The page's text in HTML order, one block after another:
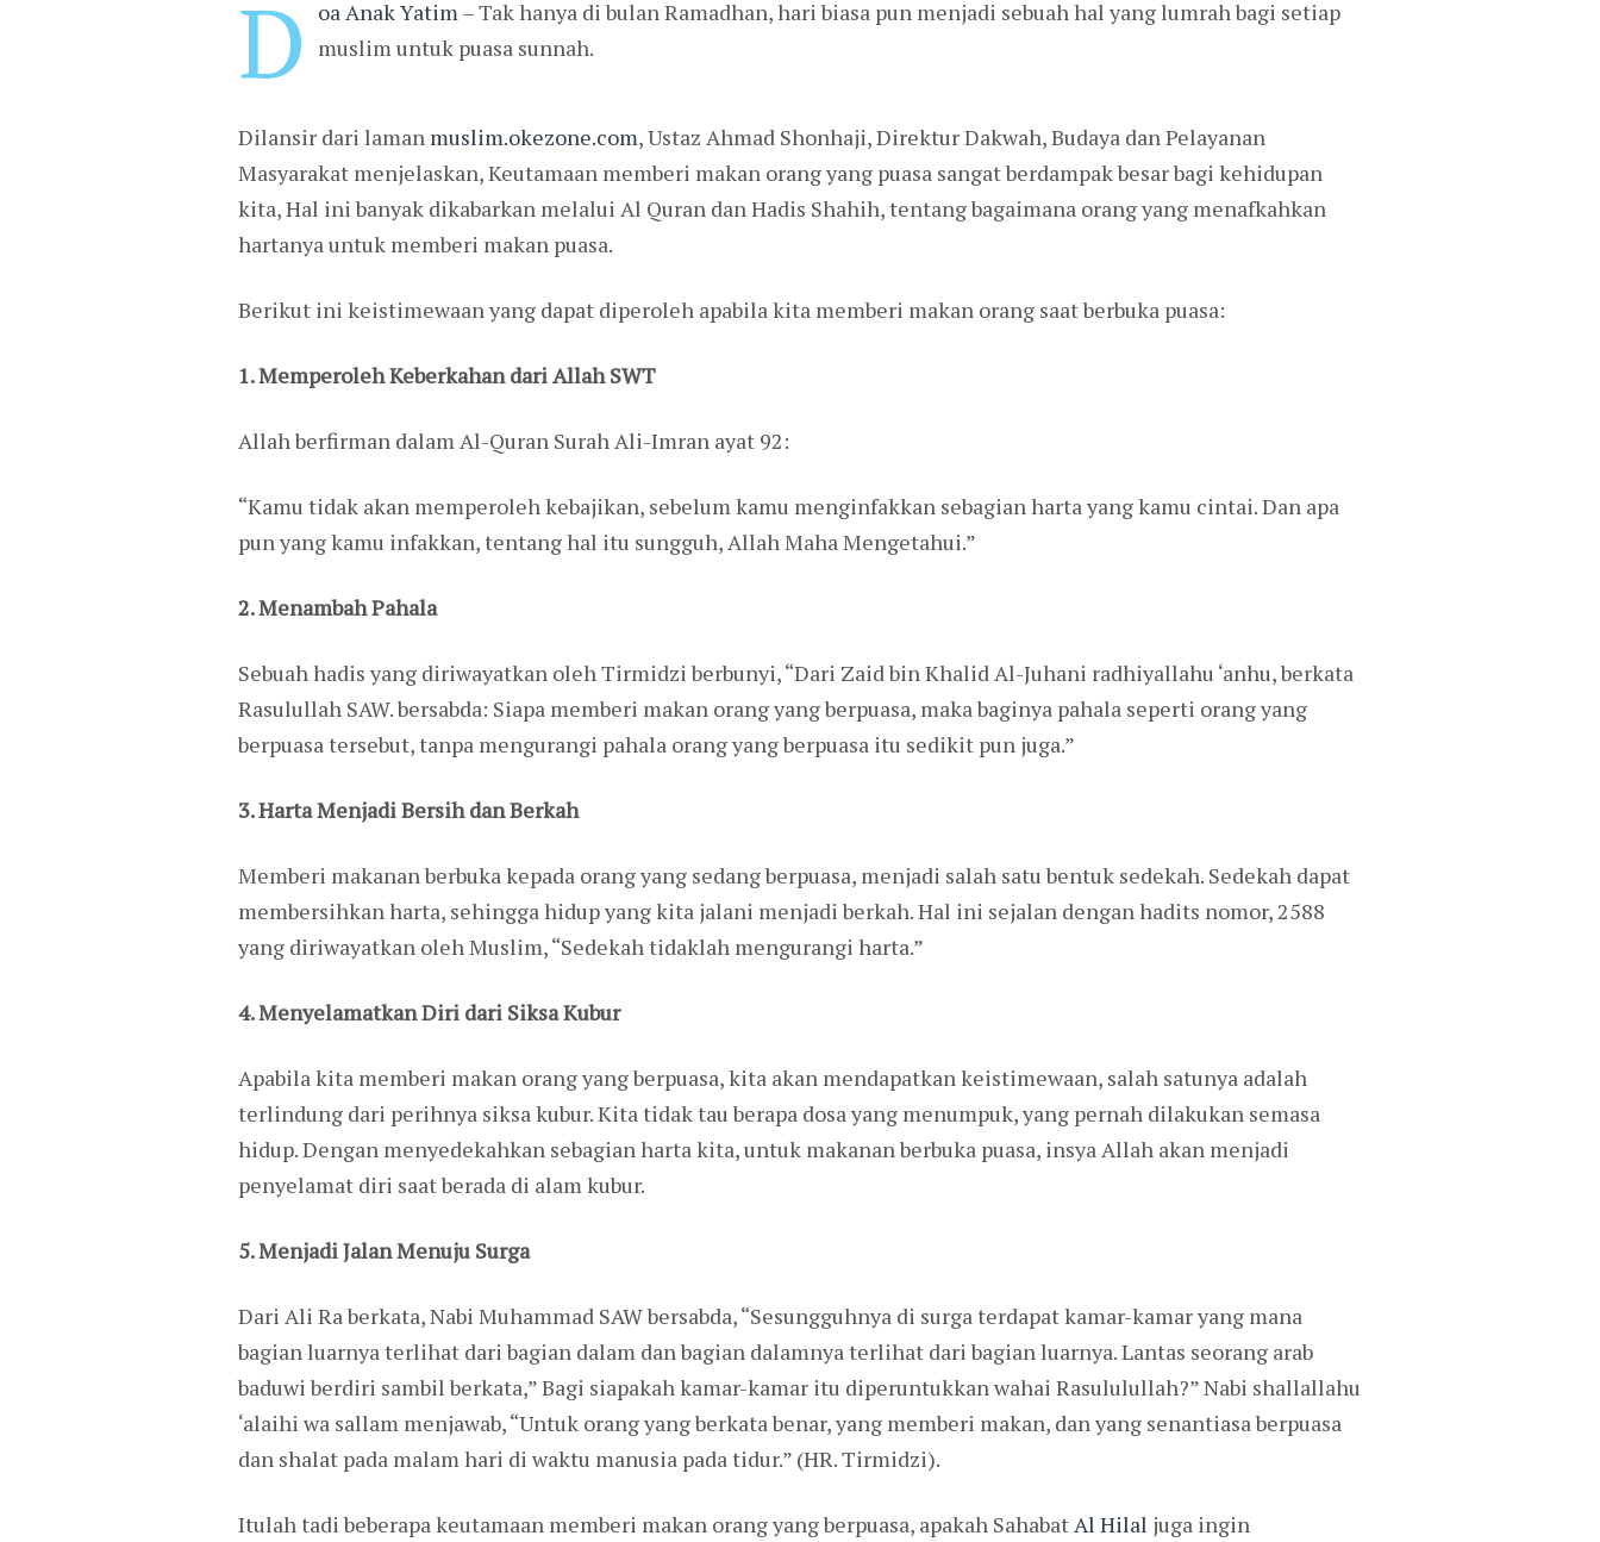
D oa Anak Yatim – Tak hanya di bulan Ramadhan, hari biasa pun menjadi sebuah hal yang lumrah bagi setiap
muslim untuk puasa sunnah.
Dilansir dari laman muslim.okezone.com, Ustaz Ahmad Shonhaji, Direktur Dakwah, Budaya dan Pelayanan
Masyarakat menjelaskan, Keutamaan memberi makan orang yang puasa sangat berdampak besar bagi kehidupan
kita, Hal ini banyak dikabarkan melalui Al Quran dan Hadis Shahih, tentang bagaimana orang yang menafkahkan
hartanya untuk memberi makan puasa.
Berikut ini keistimewaan yang dapat diperoleh apabila kita memberi makan orang saat berbuka puasa:
1. Memperoleh Keberkahan dari Allah SWT
Allah berfirman dalam Al-Quran Surah Ali-Imran ayat 92:
“Kamu tidak akan memperoleh kebajikan, sebelum kamu menginfakkan sebagian harta yang kamu cintai. Dan apa
pun yang kamu infakkan, tentang hal itu sungguh, Allah Maha Mengetahui.”
2. Menambah Pahala
Sebuah hadis yang diriwayatkan oleh Tirmidzi berbunyi, “Dari Zaid bin Khalid Al-Juhani radhiyallahu ‘anhu, berkata
Rasulullah SAW. bersabda: Siapa memberi makan orang yang berpuasa, maka baginya pahala seperti orang yang
berpuasa tersebut, tanpa mengurangi pahala orang yang berpuasa itu sedikit pun juga.”
3. Harta Menjadi Bersih dan Berkah
Memberi makanan berbuka kepada orang yang sedang berpuasa, menjadi salah satu bentuk sedekah. Sedekah dapat
membersihkan harta, sehingga hidup yang kita jalani menjadi berkah. Hal ini sejalan dengan hadits nomor, 2588
yang diriwayatkan oleh Muslim, “Sedekah tidaklah mengurangi harta.”
4. Menyelamatkan Diri dari Siksa Kubur
Apabila kita memberi makan orang yang berpuasa, kita akan mendapatkan keistimewaan, salah satunya adalah
terlindung dari perihnya siksa kubur. Kita tidak tau berapa dosa yang menumpuk, yang pernah dilakukan semasa
hidup. Dengan menyedekahkan sebagian harta kita, untuk makanan berbuka puasa, insya Allah akan menjadi
penyelamat diri saat berada di alam kubur.
5. Menjadi Jalan Menuju Surga
Dari Ali Ra berkata, Nabi Muhammad SAW bersabda, “Sesungguhnya di surga terdapat kamar-kamar yang mana
bagian luarnya terlihat dari bagian dalam dan bagian dalamnya terlihat dari bagian luarnya. Lantas seorang arab
baduwi berdiri sambil berkata,” Bagi siapakah kamar-kamar itu diperuntukkan wahai Rasululullah?” Nabi shallallahu
‘alaihi wa sallam menjawab, “Untuk orang yang berkata benar, yang memberi makan, dan yang senantiasa berpuasa
dan shalat pada malam hari di waktu manusia pada tidur.” (HR. Tirmidzi).
Itulah tadi beberapa keutamaan memberi makan orang yang berpuasa, apakah Sahabat Al Hilal juga ingin